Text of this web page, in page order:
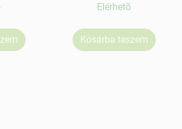
Elérhetõ
Kosárba teszem